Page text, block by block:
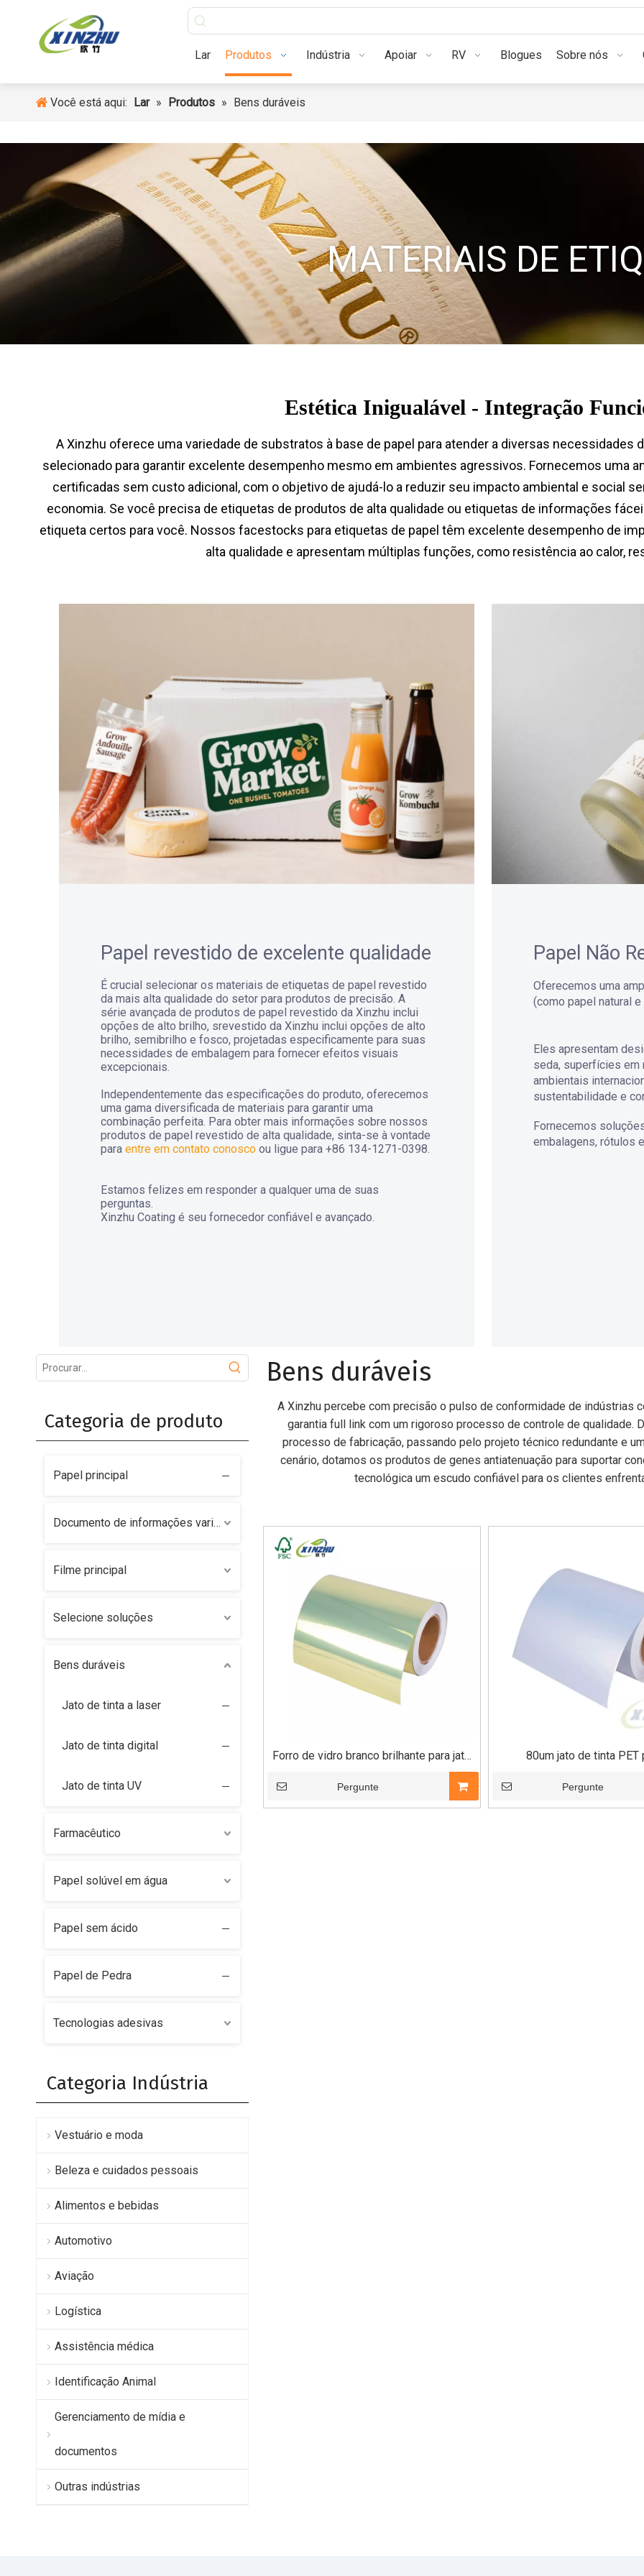
Lar Produtos Indústria Apoiar RV Blogues Sobre nós
Você está aqui: Lar » Produtos » Bens duráveis
Lar
MATERIAIS DE
Estética Inigualável - Integração
A Xinzhu oferece uma variedade de substratos à base de papel para atender a diversas necessidades
selecionado para garantir excelente desempenho mesmo em ambientes agressivos. Fornecemos uma
certificadas sem custo adicional, com o objetivo de ajudá-lo a reduzir seu impacto ambiental e social
economia. Se você precisa de etiquetas de produtos de alta qualidade ou etiquetas de informações
etiqueta certos para você. Nossos facestocks para etiquetas de papel têm excelente desempenho de
alta qualidade e apresentam múltiplas funções, como resistência ao calor,
Papel revestido de excelente qualidade
É crucial selecionar os materiais de etiquetas de papel revestido
da mais alta qualidade do setor para produtos de precisão. A
série avançada de produtos de papel revestido da Xinzhu inclui
opções de alto brilho, srevestido da Xinzhu inclui opções de alto
brilho, semibrilho e fosco, projetadas especificamente para suas
necessidades de embalagem para fornecer efeitos visuais
excepcionais.
Independentemente das especificações do produto, oferecemos
uma gama diversificada de materiais para garantir uma
combinação perfeita. Para obter mais informações sobre nossos
produtos de papel revestido de alta qualidade, sinta-se à vontade
para entre em contato conosco ou ligue para +86 134-1271-0398.
Estamos felizes em responder a qualquer uma de suas
perguntas.
Xinzhu Coating é seu fornecedor confiável e avançado.
Papel Não
Oferecemos uma
(como papel natural
Eles apresentam
seda, superfícies
ambientais
sustentabilidade e
Fornecemos
embalagens, rótulos
Categoria de produto
Papel principal
Documento de informações variáveis
Filme principal
Selecione soluções
Bens duráveis
Jato de tinta a laser
Jato de tinta digital
Jato de tinta UV
Farmacêutico
Papel solúvel em água
Papel sem ácido
Papel de Pedra
Tecnologias adesivas
Categoria Indústria
Vestuário e moda
Beleza e cuidados pessoais
Alimentos e bebidas
Automotivo
Aviação
Logística
Assistência médica
Identificação Animal
Gerenciamento de mídia e
documentos
Outras indústrias
Bens duráveis
A Xinzhu percebe com precisão o pulso de conformidade de indústrias
garantia full link com um rigoroso processo de controle de qualidade.
processo de fabricação, passando pelo projeto técnico redundante e
cenário, dotamos os produtos de genes antiatenuação para suportar
tecnológica um escudo confiável para os clientes
Forro de vidro branco brilhante para jato
Pergunte
80um jato de tinta PET
fosca/80gsm forro de
Pergunte